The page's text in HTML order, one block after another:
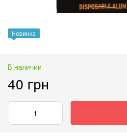
Новинка
В наличии
40 грн